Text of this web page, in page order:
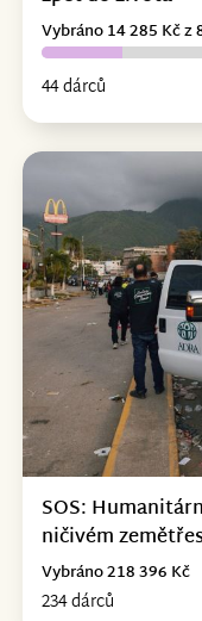
44 dárců
Vybráno 14 285 Kč z
SOS:
ničivém
234 dárců
Vybráno 218 396 Kč